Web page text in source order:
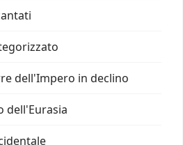
dell'Impero in declino
dell'Eurasia